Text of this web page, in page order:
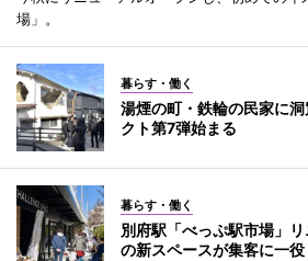
場」。
暮らす・働く
湯煙の町・鉄輪の民家に
クト第7弾始まる
暮らす・働く
別府駅「べっぷ駅市場」
の新スペースが集客に一役